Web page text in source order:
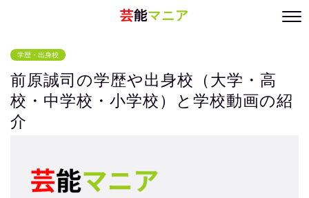
芸能マニア
学歴・出身校
前原誠司の学歴や出身校（大学・高
校・中学校・小学校）と学校動画の紹
介